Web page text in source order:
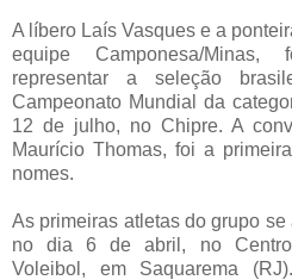
A líbero Laís Vasques e a
equipe Camponesa/Minas,
representar a seleção
Campeonato Mundial da
12 de julho, no Chipre. A
Maurício Thomas, foi a
nomes.
As primeiras atletas do grupo
no dia 6 de abril, no Centro
Voleibol, em Saquarema